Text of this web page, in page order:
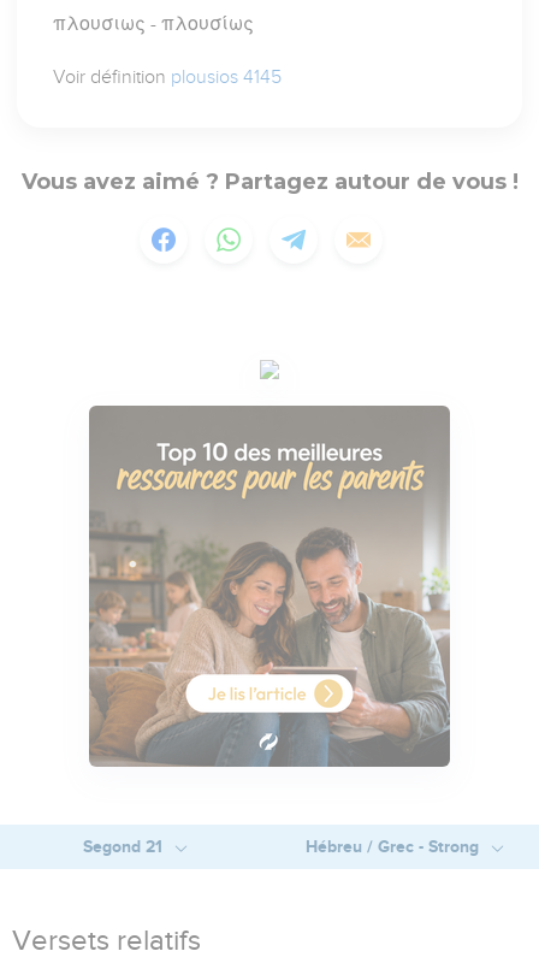
πλουσιως - πλουσίως
Voir définition plousios 4145
Vous avez aimé ? Partagez autour de vous !
Segond 21 Hébreu / Grec - Strong
Versets relatifs